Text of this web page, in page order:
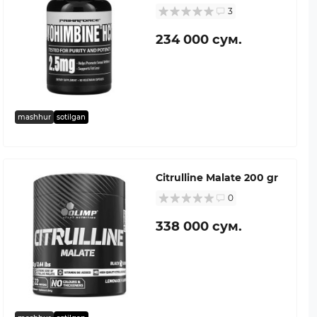
mashhur sotilgan
3
234 000 сум.
Citrulline Malate 200 gr
0
338 000 сум.